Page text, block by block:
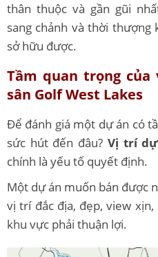
thân thuộc và gần gũi
sang chảnh và thời thượng
sở hữu được.
Tầm quan trọng
sân Golf West Lakes
Để đánh giá một dự án có
sức hút đến đâu? Vị trí dự
chính là yếu tố quyết định.
Một dự án muốn bán được
vị trí đắc địa, đẹp, view
khu vực phải thuận lợi.